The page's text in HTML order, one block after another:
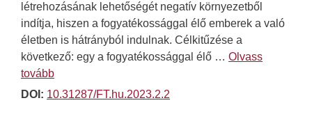
létrehozásának lehetőségét negatív környezetből
indítja, hiszen a fogyatékossággal élő emberek a való
életben is hátrányból indulnak. Célkitűzése a
következő: egy a fogyatékossággal élő … Olvass
tovább
DOI: 10.31287/FT.hu.2023.2.2